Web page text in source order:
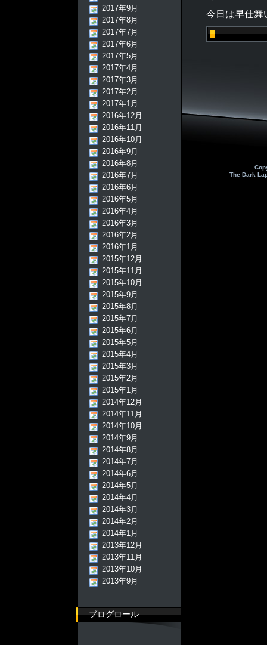
今日は早仕舞
The Dark
2017年9月
2017年8月
2017年7月
2017年6月
2017年5月
2017年4月
2017年3月
2017年2月
2017年1月
2016年12月
2016年11月
2016年10月
2016年9月
2016年8月
2016年7月
2016年6月
2016年5月
2016年4月
2016年3月
2016年2月
2016年1月
2015年12月
2015年11月
2015年10月
2015年9月
2015年8月
2015年7月
2015年6月
2015年5月
2015年4月
2015年3月
2015年2月
2015年1月
2014年12月
2014年11月
2014年10月
2014年9月
2014年8月
2014年7月
2014年6月
2014年5月
2014年4月
2014年3月
2014年2月
2014年1月
2013年12月
2013年11月
2013年10月
2013年9月
ブログロール